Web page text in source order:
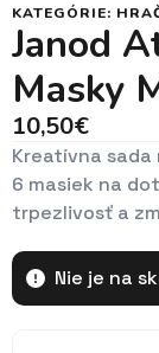
KATEGÓRIE:
Janod
Masky
10,50€
Kreatívna
6 masiek na
trpezlivosť a
Nie je na